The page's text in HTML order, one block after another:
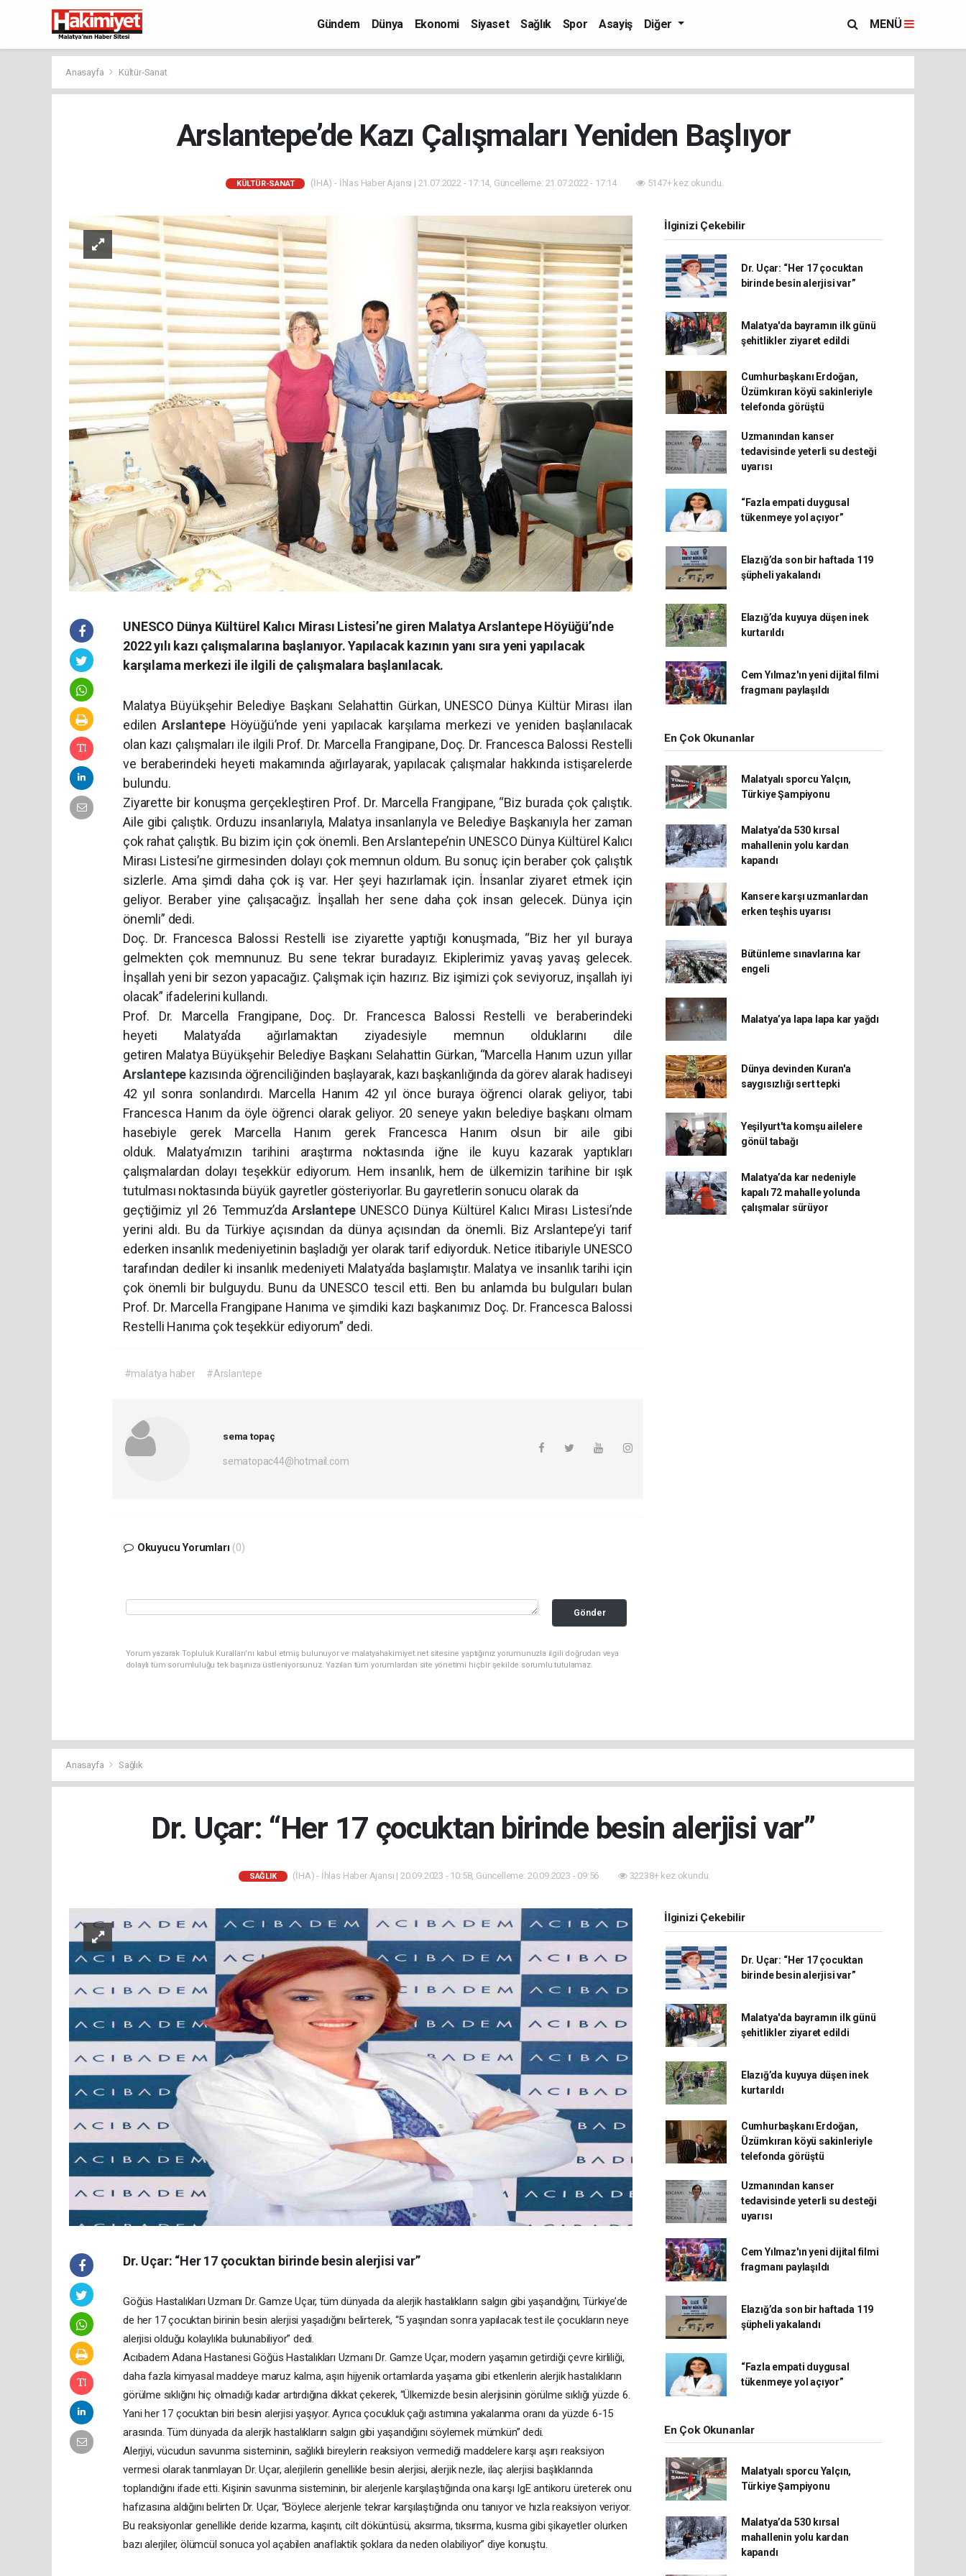
Gündem Dünya Ekonomi Siyaset Sağlık Spor Asayiş Diğer MENÜ
Anasayfa Kültür-Sanat
Arslantepe’de Kazı Çalışmaları Yeniden Başlıyor
KÜLTÜR-SANAT (İHA) - İhlas Haber Ajansı | 21.07.2022 - 17:14, Güncelleme: 21.07.2022 - 17:14 5147+ kez okundu.
UNESCO Dünya Kültürel Kalıcı Mirası Listesi’ne giren Malatya Arslantepe Höyüğü’nde
2022 yılı kazı çalışmalarına başlanıyor. Yapılacak kazının yanı sıra yeni yapılacak
karşılama merkezi ile ilgili de çalışmalara başlanılacak.
Malatya Büyükşehir Belediye Başkanı Selahattin Gürkan, UNESCO Dünya Kültür Mirası ilan
edilenArslantepe Höyüğü’nde yeni yapılacak karşılama merkezi ve yeniden başlanılacak
olan kazı çalışmaları ile ilgili Prof. Dr. Marcella Frangipane, Doç. Dr. Francesca Balossi Restelli
ve beraberindeki heyeti makamında ağırlayarak, yapılacak çalışmalar hakkında istişarelerde
bulundu.
Ziyarette bir konuşma gerçekleştiren Prof. Dr. Marcella Frangipane, “Biz burada çok çalıştık.
Aile gibi çalıştık. Orduzu insanlarıyla, Malatya insanlarıyla ve Belediye Başkanıyla her zaman
çok rahat çalıştık. Bu bizim için çok önemli. Ben Arslantepe’nin UNESCO Dünya Kültürel Kalıcı
Mirası Listesi’ne girmesinden dolayı çok memnun oldum. Bu sonuç için beraber çok çalıştık
sizlerle. Ama şimdi daha çok iş var. Her şeyi hazırlamak için. İnsanlar ziyaret etmek için
geliyor. Beraber yine çalışacağız. İnşallah her sene daha çok insan gelecek. Dünya için
önemli” dedi.
Doç. Dr. Francesca Balossi Restelli ise ziyarette yaptığı konuşmada, “Biz her yıl buraya
gelmekten çok memnunuz. Bu sene tekrar buradayız. Ekiplerimiz yavaş yavaş gelecek.
İnşallah yeni bir sezon yapacağız. Çalışmak için hazırız. Biz işimizi çok seviyoruz, inşallah iyi
olacak” ifadelerini kullandı.
Prof. Dr. Marcella Frangipane, Doç. Dr. Francesca Balossi Restelli ve beraberindeki
heyeti Malatya’da ağırlamaktan ziyadesiyle memnun olduklarını dile
getiren Malatya Büyükşehir Belediye Başkanı Selahattin Gürkan, “Marcella Hanım uzun yıllar
Arslantepe kazısında öğrenciliğinden başlayarak, kazı başkanlığında da görev alarak hadiseyi
42 yıl sonra sonlandırdı. Marcella Hanım 42 yıl önce buraya öğrenci olarak geliyor, tabi
Francesca Hanım da öyle öğrenci olarak geliyor. 20 seneye yakın belediye başkanı olmam
hasebiyle gerek Marcella Hanım gerek Francesca Hanım olsun bir aile gibi
olduk. Malatya’mızın tarihini araştırma noktasında iğne ile kuyu kazarak yaptıkları
çalışmalardan dolayı teşekkür ediyorum. Hem insanlık, hem de ülkemizin tarihine bir ışık
tutulması noktasında büyük gayretler gösteriyorlar. Bu gayretlerin sonucu olarak da
geçtiğimiz yıl 26 Temmuz’daArslantepe UNESCO Dünya Kültürel Kalıcı Mirası Listesi’nde
yerini aldı. Bu da Türkiye açısından da dünya açısından da önemli. Biz Arslantepe’yi tarif
ederken insanlık medeniyetinin başladığı yer olarak tarif ediyorduk. Netice itibariyle UNESCO
tarafından dediler ki insanlık medeniyeti Malatya’da başlamıştır. Malatya ve insanlık tarihi için
çok önemli bir bulguydu. Bunu da UNESCO tescil etti. Ben bu anlamda bu bulguları bulan
Prof. Dr. Marcella Frangipane Hanıma ve şimdiki kazı başkanımız Doç. Dr. Francesca Balossi
Restelli Hanıma çok teşekkür ediyorum” dedi.
#malatya haber #Arslantepe
sema topaç
sematopac44@hotmail.com
Okuyucu Yorumları (0)
Gönder
Yorum yazarak Topluluk Kuralları’nı kabul etmiş bulunuyor ve malatyahakimiyet.net sitesine yaptığınız yorumunuzla ilgili doğrudan veya
dolaylı tüm sorumluluğu tek başınıza üstleniyorsunuz. Yazılan tüm yorumlardan site yönetimi hiçbir şekilde sorumlu tutulamaz.
İlginizi Çekebilir
Dr. Uçar: “Her 17 çocuktan
birinde besin alerjisi var”
Malatya'da bayramın ilk günü
şehitlikler ziyaret edildi
Cumhurbaşkanı Erdoğan,
Üzümkıran köyü sakinleriyle
telefonda görüştü
Uzmanından kanser
tedavisinde yeterli su desteği
uyarısı
“Fazla empati duygusal
tükenmeye yol açıyor”
Elazığ’da son bir haftada 119
şüpheli yakalandı
Elazığ’da kuyuya düşen inek
kurtarıldı
Cem Yılmaz'ın yeni dijital filmi
fragmanı paylaşıldı
En Çok Okunanlar
Malatyalı sporcu Yalçın,
Türkiye Şampiyonu
Malatya’da 530 kırsal
mahallenin yolu kardan
kapandı
Kansere karşı uzmanlardan
erken teşhis uyarısı
Bütünleme sınavlarına kar
engeli
Malatya’ya lapa lapa kar yağdı
Dünya devinden Kuran'a
saygısızlığı sert tepki
Yeşilyurt'ta komşu ailelere
gönül tabağı
Malatya’da kar nedeniyle
kapalı 72 mahalle yolunda
çalışmalar sürüyor
Anasayfa Sağlık
Dr. Uçar: “Her 17 çocuktan birinde besin alerjisi var”
SAĞLIK (İHA) - İhlas Haber Ajansı | 20.09.2023 - 10:58, Güncelleme: 20.09.2023 - 09:56 32238+ kez okundu.
Dr. Uçar: “Her 17 çocuktan birinde besin alerjisi var”
Göğüs Hastalıkları Uzmanı Dr. Gamze Uçar, tüm dünyada da alerjik hastalıkların salgın gibi yaşandığını, Türkiye’de
de her 17 çocuktan birinin besin alerjisi yaşadığını belirterek, “5 yaşından sonra yapılacak test ile çocukların neye
alerjisi olduğu kolaylıkla bulunabiliyor” dedi.
Acıbadem Adana Hastanesi Göğüs Hastalıkları Uzmanı Dr. Gamze Uçar, modern yaşamın getirdiği çevre kirliliği,
daha fazla kimyasal maddeye maruz kalma, aşırı hijyenik ortamlarda yaşama gibi etkenlerin alerjik hastalıkların
görülme sıklığını hiç olmadığı kadar artırdığına dikkat çekerek, “Ülkemizde besin alerjisinin görülme sıklığı yüzde 6.
Yani her 17 çocuktan biri besin alerjisi yaşıyor. Ayrıca çocukluk çağı astımına yakalanma oranı da yüzde 6-15
arasında. Tüm dünyada da alerjik hastalıkların salgın gibi yaşandığını söylemek mümkün” dedi.
Alerjiyi, vücudun savunma sisteminin, sağlıklı bireylerin reaksiyon vermediği maddelere karşı aşırı reaksiyon
vermesi olarak tanımlayan Dr. Uçar, alerjilerin genellikle besin alerjisi, alerjik nezle, ilaç alerjisi başlıklarında
toplandığını ifade etti. Kişinin savunma sisteminin, bir alerjenle karşılaştığında ona karşı IgE antikoru üreterek onu
hafızasına aldığını belirten Dr. Uçar, “Böylece alerjenle tekrar karşılaştığında onu tanıyor ve hızla reaksiyon veriyor.
Bu reaksiyonlar genellikle deride kızarma, kaşıntı, cilt döküntüsü, aksırma, tıksırma, kusma gibi şikayetler olurken
bazı alerjiler, ölümcül sonuca yol açabilen anaflaktik şoklara da neden olabiliyor” diye konuştu.
İlginizi Çekebilir
Dr. Uçar: “Her 17 çocuktan
birinde besin alerjisi var”
Malatya'da bayramın ilk günü
şehitlikler ziyaret edildi
Elazığ’da kuyuya düşen inek
kurtarıldı
Cumhurbaşkanı Erdoğan,
Üzümkıran köyü sakinleriyle
telefonda görüştü
Uzmanından kanser
tedavisinde yeterli su desteği
uyarısı
Cem Yılmaz'ın yeni dijital filmi
fragmanı paylaşıldı
Elazığ’da son bir haftada 119
şüpheli yakalandı
“Fazla empati duygusal
tükenmeye yol açıyor”
En Çok Okunanlar
Malatyalı sporcu Yalçın,
Türkiye Şampiyonu
Malatya’da 530 kırsal
mahallenin yolu kardan
kapandı